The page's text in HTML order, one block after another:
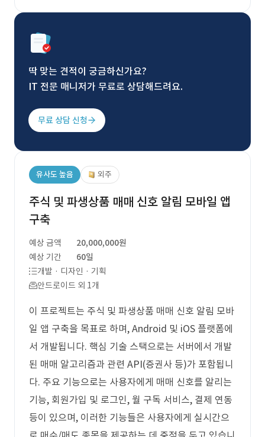
딱 맞는 견적이 궁금하신가요?
IT 전문 매니저가 무료로 상담해드려요.
무료 상담 신청
유사도 높음 외주
주식 및 파생상품 매매 신호 알림 모바일 앱
구축
예상 금액
20,000,000원
예상 기간
60일
개발 · 디자인 · 기획
안드로이드 외 1개
이 프로젝트는 주식 및 파생상품 매매 신호 알림 모바
일 앱 구축을 목표로 하며, Android 및 iOS 플랫폼에
서 개발됩니다. 핵심 기술 스택으로는 서버에서 개발
된 매매 알고리즘과 관련 API(증권사 등)가 포함됩니
다. 주요 기능으로는 사용자에게 매매 신호를 알리는
기능, 회원가입 및 로그인, 월 구독 서비스, 결제 연동
등이 있으며, 이러한 기능들은 사용자에게 실시간으